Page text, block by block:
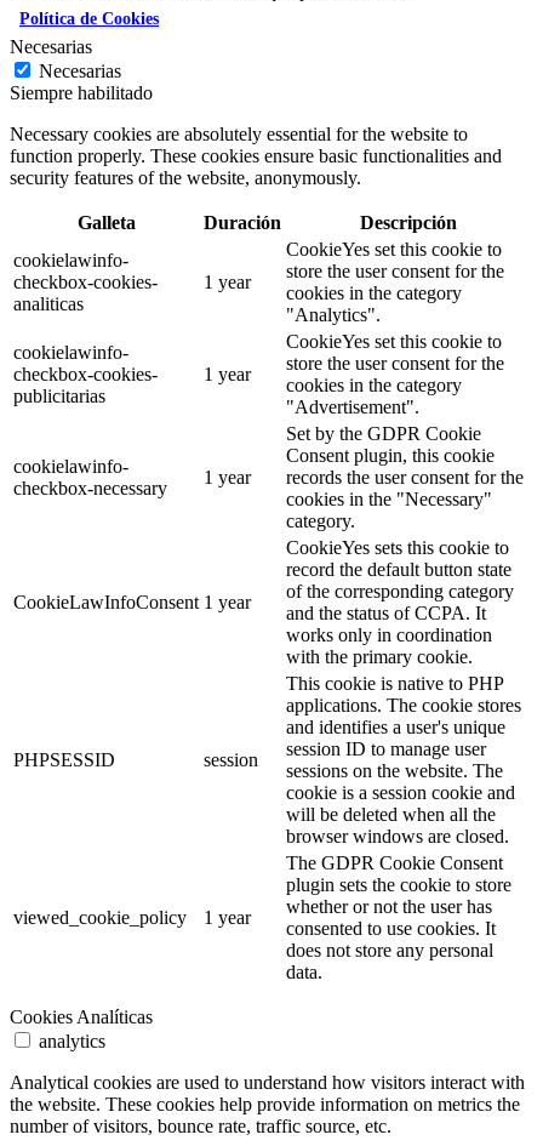
Política de Cookies
Necesarias
Necesarias
Siempre habilitado
Necessary cookies are absolutely essential for the website to
function properly. These cookies ensure basic functionalities and
security features of the website, anonymously.
Galleta Duración
Descripción
cookielawinfo-
checkbox-cookies-
analiticas
1 year
CookieYes set this cookie to
store the user consent for the
cookies in the category
"Analytics".
cookielawinfo-
checkbox-cookies-
publicitarias
1 year
CookieYes set this cookie to
store the user consent for the
cookies in the category
"Advertisement".
cookielawinfo-
checkbox-necessary
1 year
Set by the GDPR Cookie
Consent plugin, this cookie
records the user consent for the
cookies in the "Necessary"
category.
CookieLawInfoConsent 1 year
CookieYes sets this cookie to
record the default button state
of the corresponding category
and the status of CCPA. It
works only in coordination
with the primary cookie.
PHPSESSID session
This cookie is native to PHP
applications. The cookie stores
and identifies a user's unique
session ID to manage user
sessions on the website. The
cookie is a session cookie and
will be deleted when all the
browser windows are closed.
viewed_cookie_policy 1 year
The GDPR Cookie Consent
plugin sets the cookie to store
whether or not the user has
consented to use cookies. It
does not store any personal
data.
Cookies Analíticas
analytics
Analytical cookies are used to understand how visitors interact with
the website. These cookies help provide information on metrics the
number of visitors, bounce rate, traffic source, etc.